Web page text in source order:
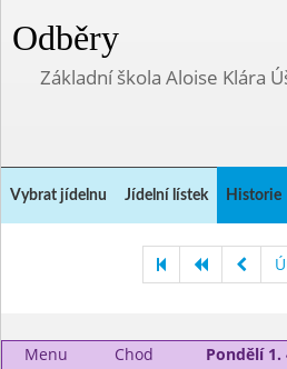
Odběry
Základní škola Aloise Klára
Vybrat jídelnu Jídelní lístek Historie
Menu Chod
Pondělí 1.